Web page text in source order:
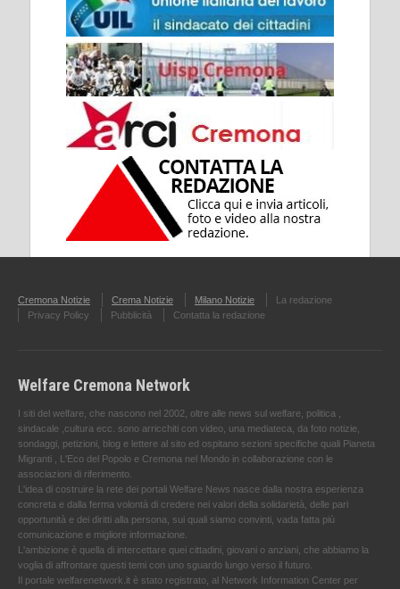
Cremona Notizie Crema Notizie Milano Notizie
La redazione
Privacy Policy
Pubblicità Contatta la redazione
Welfare Cremona Network
I siti del welfare, che nascono nel 2002, oltre alle news sul welfare, politica ,
sindacale ,cultura ecc. sono arricchiti con video, una mediateca, da foto notizie,
sondaggi, petizioni, blog e lettere al sito ed ospitano sezioni specifiche quali Pianeta
Migranti , L'Eco del Popolo e Cremona nel Mondo in collaborazione con le
associazioni di riferimento.
L'idea di costruire la rete dei portali Welfare News nasce dalla nostra esperienza
concreta e dalla ferma volontà di credere nei valori della solidarietà, delle pari
opportunità e dei diritti alla persona, sui quali siamo convinti, vada fatta più
comunicazione e migliore informazione.
L'ambizione è quella di intercettare quei cittadini, giovani o anziani, che abbiamo la
voglia di affrontare questi temi con uno sguardo lungo verso il futuro.
Il portale welfarenetwork.it è stato registrato, al Network Information Center per